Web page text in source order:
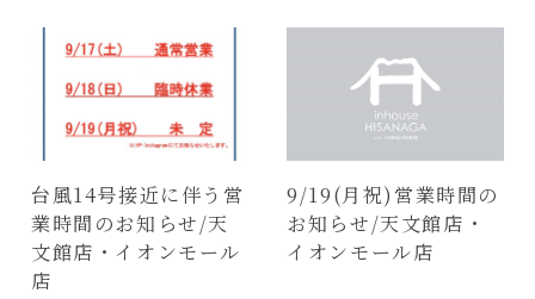
台風14号接近に伴う営
業時間のお知らせ/天
文館店・イオンモール
店
9/19(月祝)営業時間の
お知らせ/天文館店・
イオンモール店